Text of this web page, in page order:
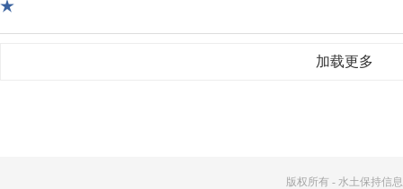
加载更多
版权所有 - 水土保持信息